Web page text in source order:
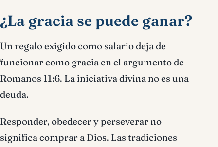
¿La gracia se puede ganar?
Un regalo exigido como salario deja de
funcionar como gracia en el argumento de
Romanos 11:6. La iniciativa divina no es una
deuda.
Responder, obedecer y perseverar no
significa comprar a Dios. Las tradiciones